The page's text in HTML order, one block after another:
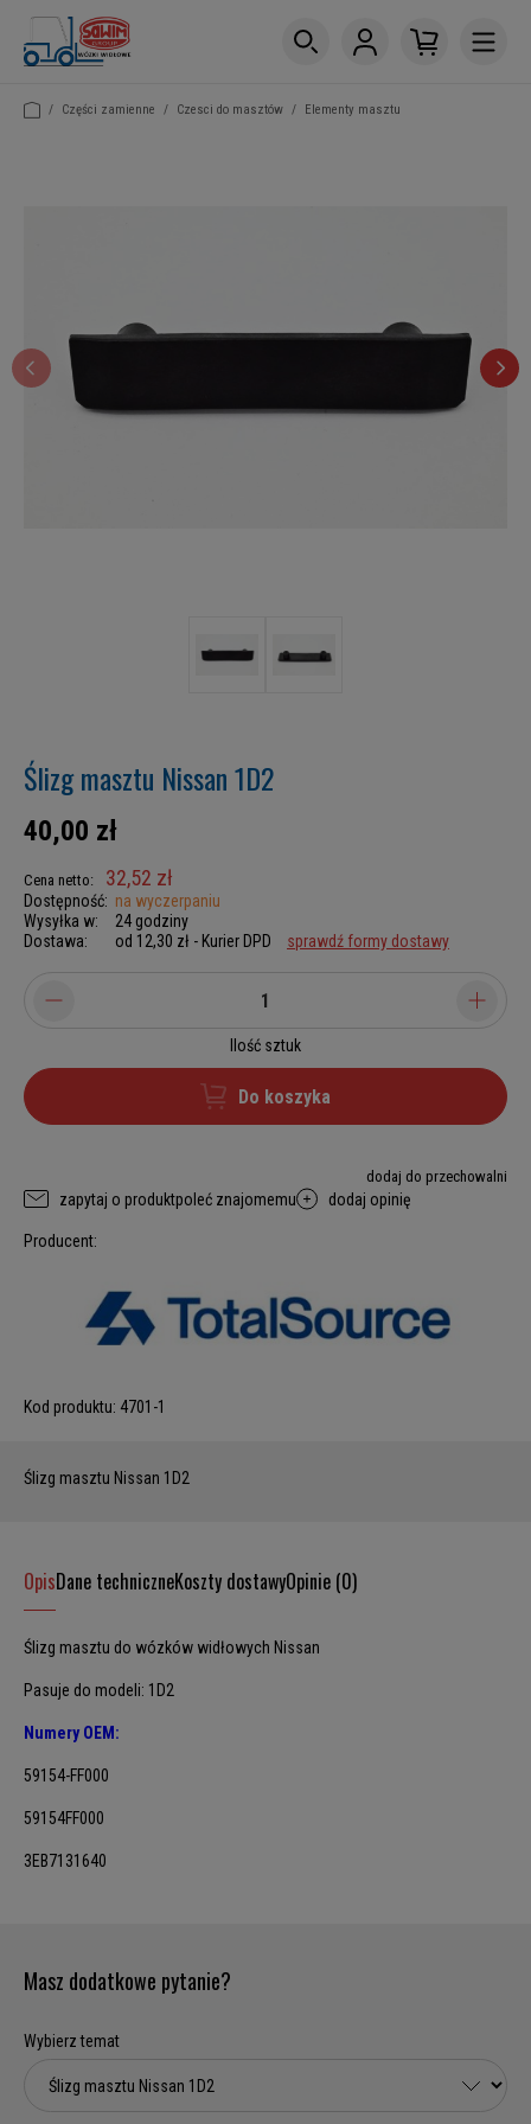
/ Części zamienne / Czesci do masztów / Elementy masztu
Ślizg masztu Nissan 1D2
40,00 zł
Cena netto: 32,52 zł
Dostępność: na wyczerpaniu
Wysyłka w:
24 godziny
Dostawa:
od 12,30 zł - Kurier DPD sprawdź formy dostawy
Ilość sztuk
Do koszyka
dodaj do przechowalni
zapytaj o produktpoleć znajomemu dodaj opinię
Producent:
Kod produktu: 4701-1
Ślizg masztu Nissan 1D2
OpisDane techniczneKoszty dostawyOpinie (0)
Ślizg masztu do wózków widłowych Nissan
Pasuje do modeli: 1D2
Numery OEM:
59154-FF000
59154FF000
3EB7131640
Masz dodatkowe pytanie?